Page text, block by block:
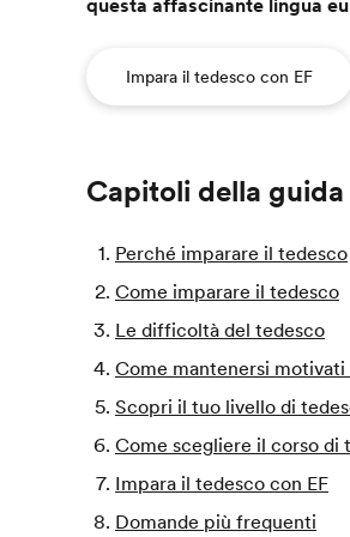
Impara il tedesco con EF
Capitoli della guida
Perché imparare il tedesco
Come imparare il tedesco
Le difficoltà del tedesco
Come mantenersi
Scopri il tuo livello di
Come scegliere il corso di
Impara il tedesco con EF
Domande più frequenti